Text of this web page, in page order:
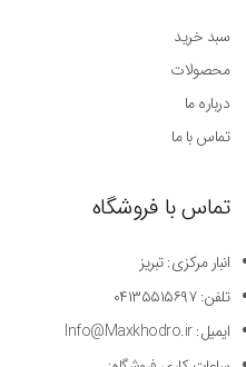
سبد خرید
محصولات
درباره ما
تماس با ما
تماس با فروشگاه
انبار مرکزی: تبریز
تلفن: ۰۴۱۳۵۵۱۵۶۹۷
ایمیل: Info@Maxkhodro.ir